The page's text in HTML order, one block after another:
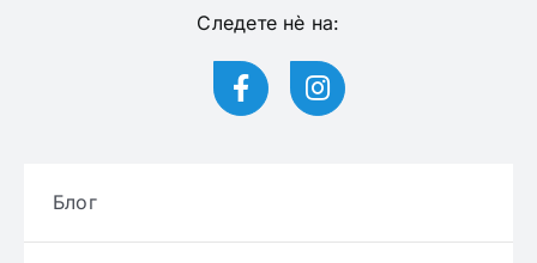
Следете нѐ на:
Блог